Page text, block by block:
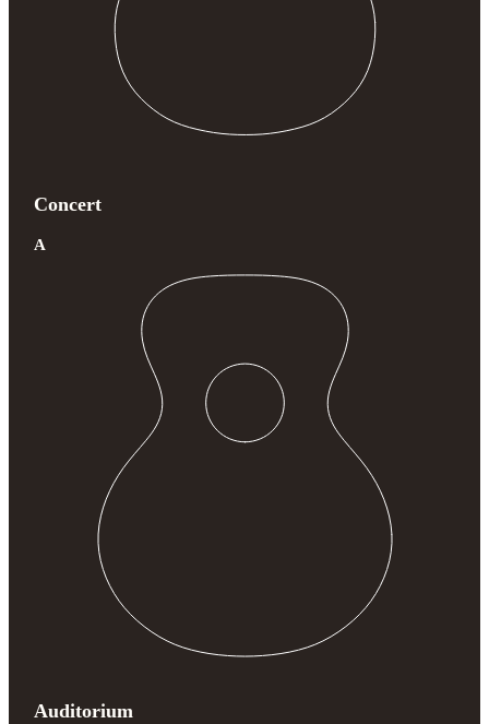
Concert
A
Auditorium